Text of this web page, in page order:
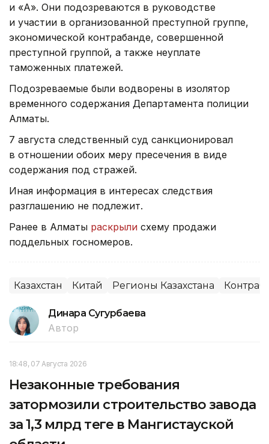
и «А». Они подозреваются в руководстве
и участии в организованной преступной группе,
экономической контрабанде, совершенной
преступной группой, а также неуплате
таможенных платежей.
Подозреваемые были водворены в изолятор
временного содержания Департамента полиции
Алматы.
7 августа следственный суд санкционировал
в отношении обоих меру пресечения в виде
содержания под стражей.
Иная информация в интересах следствия
разглашению не подлежит.
Ранее в Алматы раскрыли схему продажи
поддельных госномеров.
Казахстан Китай Регионы Казахстана
Динара Сугурбаева
Автор
18:48, 07 Августа 2026
Незаконные требования
затормозили строительство завода
за 1,3 млрд теңге в Мангистауской